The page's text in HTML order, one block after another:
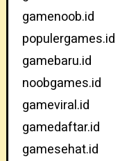
gamenoob.id
populergames.id
gamebaru.id
noobgames.id
gameviral.id
gamedaftar.id
gamesehat.id